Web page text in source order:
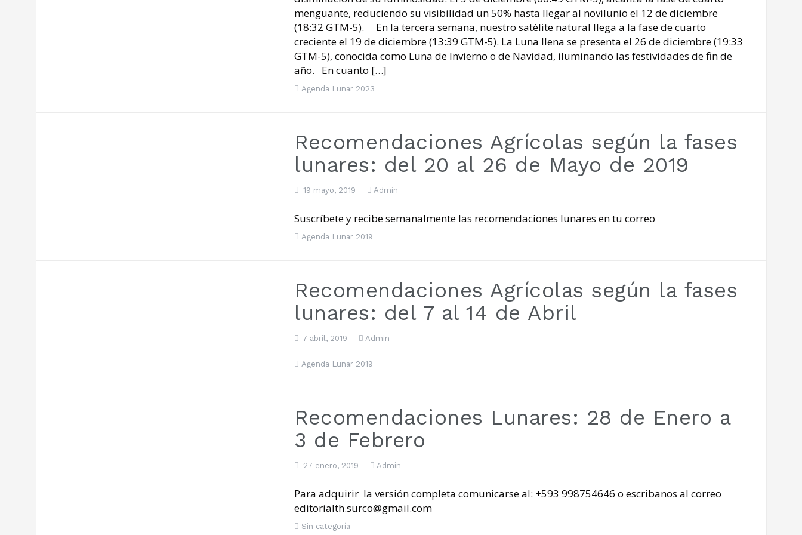
Recomendaciones Agrícolas según la fases lunares: del 15 al 21 de Julio de 2019menguante, reduciendo su visibilidad un 50% hasta llegar al novilunio el 12 de diciembre
(18:32 GTM-5). En la tercera semana, nuestro satélite natural llega a la fase de cuarto
creciente el 19 de diciembre (13:39 GTM-5). La Luna llena se presenta el 26 de diciembre (19:33
GTM-5), conocida como Luna de Invierno o de Navidad, iluminando las festividades de fin de
año. En cuanto […]
Agenda Lunar 2023
Recomendaciones Agrícolas según la fases
lunares: del 20 al 26 de Mayo de 2019
19 mayo, 2019 Admin
Suscríbete y recibe semanalmente las recomendaciones lunares en tu correo
Agenda Lunar 2019
Recomendaciones Agrícolas según la fases
lunares: del 7 al 14 de Abril
7 abril, 2019 Admin
Agenda Lunar 2019
Recomendaciones Lunares: 28 de Enero a
3 de Febrero
27 enero, 2019 Admin
Para adquirir la versión completa comunicarse al: +593 998754646 o escribanos al correo
editorialth.surco@gmail.com
Sin categoría